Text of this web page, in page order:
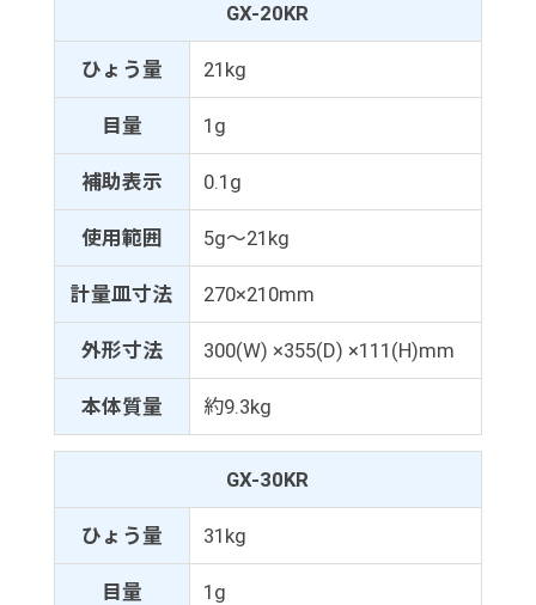
GX-20KR
ひょう量 21kg
目量 1g
補助表示 0.1g
使用範囲 5g～21kg
計量皿寸法 270×210mm
外形寸法 300(W) ×355(D) ×111(H)mm
本体質量 約9.3kg
GX-30KR
ひょう量 31kg
目量 1g